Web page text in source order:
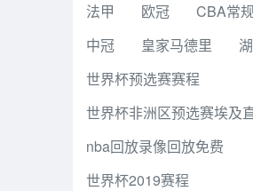
法甲
欧冠 CBA常
中冠
皇家马德里
世界杯预选赛赛程
世界杯非洲区预选赛埃及
nba回放录像回放免费
世界杯2019赛程